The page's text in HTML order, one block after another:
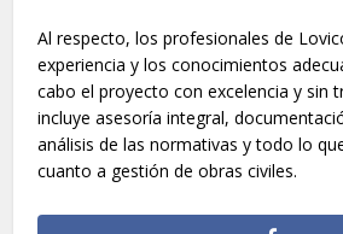
Al respecto, los profesionales de
experiencia y los conocimientos
cabo el proyecto con excelencia y sin
incluye asesoría integral,
análisis de las normativas y todo lo
cuanto a gestión de obras civiles.